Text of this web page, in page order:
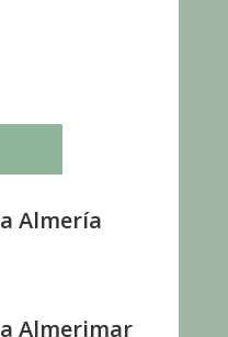
Almería
Almerimar